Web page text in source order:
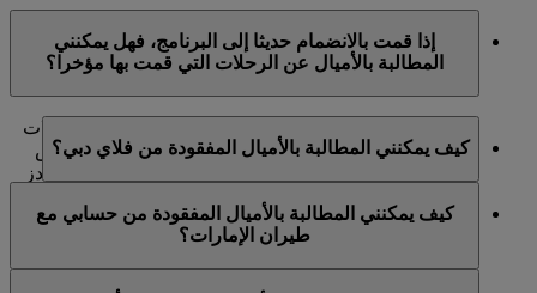
يرجى زيارة هذهالصفحة للحصول على المزيد من المعلومات.
إذا قمت بالانضمام حديثا إلى البرنامج، فهل يمكنني
المطالبة بالأميال عن الرحلات التي قمت بها مؤخرا؟
نعم، يمكن للأعضاء الجدد المطالبة بالأميال بالنسبة للرحلات
التي تم القيام بها مع طيران الإمارات وفلاي دبي وكوانتاس
قبل ما يصل إلى شهرين من تاريخ التسجيل في سكاي واردز
ومع ذلك، فإن أي معاملات أخرى، مثل الرحلات مع الخطوط
كيف يمكنني المطالبة بالأميال المفقودة من فلاي دبي؟
تسجيل الدخول وإرسال مطالبة عبر الإنترنت على الموقع
كيف يمكنني المطالبة بالأميال المفقودة من حسابي مع
طيران الإمارات؟